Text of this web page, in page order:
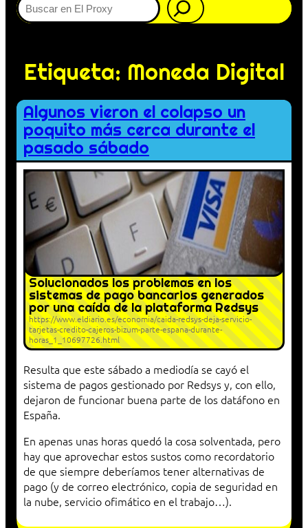
Etiqueta: Moneda Digital
Algunos vieron el colapso un
poquito más cerca durante el
pasado sábado
Solucionados los problemas en los
sistemas de pago bancarios generados
por una caída de la plataforma Redsys
https://www.eldiario.es/economia/caida-redsys-deja-servicio-
tarjetas-credito-cajeros-bizum-parte-espana-durante-
horas_1_10697726.html
Resulta que este sábado a mediodía se cayó el
sistema de pagos gestionado por Redsys y, con ello,
dejaron de funcionar buena parte de los datáfono en
España.
En apenas unas horas quedó la cosa solventada, pero
hay que aprovechar estos sustos como recordatorio
de que siempre deberíamos tener alternativas de
pago (y de correo electrónico, copia de seguridad en
la nube, servicio ofimático en el trabajo…).